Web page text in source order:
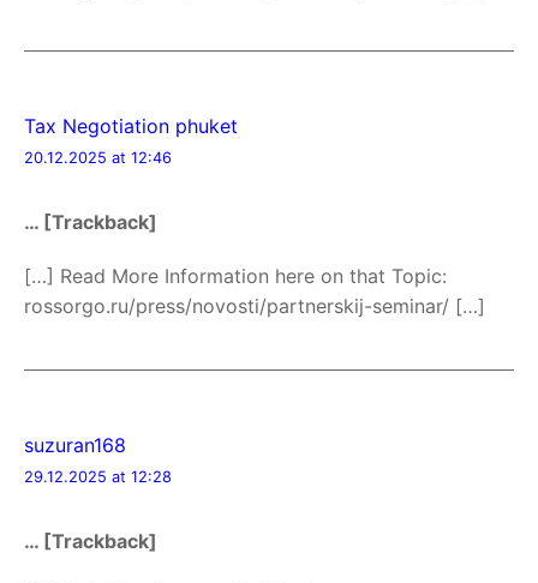
Tax Negotiation phuket
20.12.2025 at 12:46
… [Trackback]
[…] Read More Information here on that Topic:
rossorgo.ru/press/novosti/partnerskij-seminar/ […]
suzuran168
29.12.2025 at 12:28
… [Trackback]